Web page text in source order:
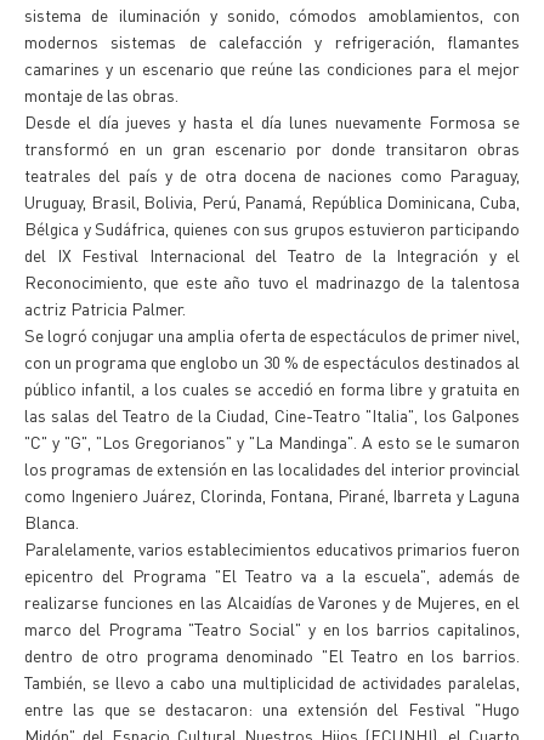
sistema de iluminación y sonido, cómodos amoblamientos, con
modernos sistemas de calefacción y refrigeración, flamantes
camarines y un escenario que reúne las condiciones para el mejor
montaje de las obras.
Desde el día jueves y hasta el día lunes nuevamente Formosa se
transformó en un gran escenario por donde transitaron obras
teatrales del país y de otra docena de naciones como Paraguay,
Uruguay, Brasil, Bolivia, Perú, Panamá, República Dominicana, Cuba,
Bélgica y Sudáfrica, quienes con sus grupos estuvieron participando
del IX Festival Internacional del Teatro de la Integración y el
Reconocimiento, que este año tuvo el madrinazgo de la talentosa
actriz Patricia Palmer.
Se logró conjugar una amplia oferta de espectáculos de primer nivel,
con un programa que englobo un 30 % de espectáculos destinados al
público infantil, a los cuales se accedió en forma libre y gratuita en
las salas del Teatro de la Ciudad, Cine-Teatro "Italia", los Galpones
"C" y "G", "Los Gregorianos" y "La Mandinga". A esto se le sumaron
los programas de extensión en las localidades del interior provincial
como Ingeniero Juárez, Clorinda, Fontana, Pirané, Ibarreta y Laguna
Blanca.
Paralelamente, varios establecimientos educativos primarios fueron
epicentro del Programa "El Teatro va a la escuela", además de
realizarse funciones en las Alcaidías de Varones y de Mujeres, en el
marco del Programa "Teatro Social" y en los barrios capitalinos,
dentro de otro programa denominado "El Teatro en los barrios.
También, se llevo a cabo una multiplicidad de actividades paralelas,
entre las que se destacaron: una extensión del Festival "Hugo
Midón" del Espacio Cultural Nuestros Hijos (ECUNHI), el Cuarto